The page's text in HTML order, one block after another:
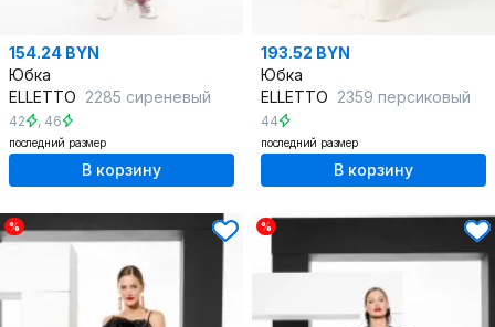
154.24 BYN
Юбка
ELLETTO 2285 сиреневый
42 , 46
последний размер
В корзину
193.52 BYN
Юбка
ELLETTO 2359 персиковый
44
последний размер
В корзину
% %